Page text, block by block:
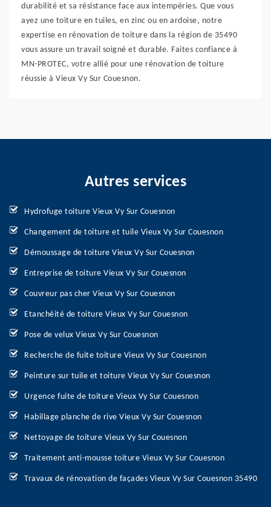
durabilité et sa résistance face aux intempéries. Que vous
ayez une toiture en tuiles, en zinc ou en ardoise, notre
expertise en rénovation de toiture dans la région de 35490
vous assure un travail soigné et durable. Faites confiance à
MN-PROTEC, votre allié pour une rénovation de toiture
réussie à Vieux Vy Sur Couesnon.
Autres services
Hydrofuge toiture Vieux Vy Sur Couesnon
Changement de toiture et tuile Vieux Vy Sur Couesnon
Démoussage de toiture Vieux Vy Sur Couesnon
Entreprise de toiture Vieux Vy Sur Couesnon
Couvreur pas cher Vieux Vy Sur Couesnon
Etanchéité de toiture Vieux Vy Sur Couesnon
Pose de velux Vieux Vy Sur Couesnon
Recherche de fuite toiture Vieux Vy Sur Couesnon
Peinture sur tuile et toiture Vieux Vy Sur Couesnon
Urgence fuite de toiture Vieux Vy Sur Couesnon
Habillage planche de rive Vieux Vy Sur Couesnon
Nettoyage de toiture Vieux Vy Sur Couesnon
Traitement anti-mousse toiture Vieux Vy Sur Couesnon
Travaux de rénovation de façades Vieux Vy Sur Couesnon 35490